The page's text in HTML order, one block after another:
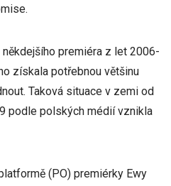
premiéra z let 2006-
získala potřebnou většinu
Taková situace v zemi od
podle polských médií vznikla
(PO) premiérky Ewy